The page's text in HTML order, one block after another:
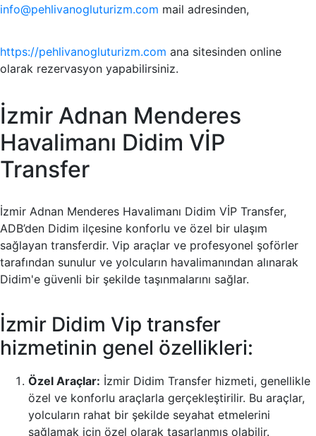
info@pehlivanogluturizm.com mail adresinden,
https://pehlivanogluturizm.com ana sitesinden online
olarak rezervasyon yapabilirsiniz.
İzmir Adnan Menderes
Havalimanı Didim VİP
Transfer
İzmir Adnan Menderes Havalimanı Didim VİP Transfer,
ADB’den Didim ilçesine konforlu ve özel bir ulaşım
sağlayan transferdir. Vip araçlar ve profesyonel şoförler
tarafından sunulur ve yolcuların havalimanından alınarak
Didim'e güvenli bir şekilde taşınmalarını sağlar.
İzmir Didim Vip transfer
hizmetinin genel özellikleri:
Özel Araçlar: İzmir Didim Transfer hizmeti, genellikle
özel ve konforlu araçlarla gerçekleştirilir. Bu araçlar,
yolcuların rahat bir şekilde seyahat etmelerini
sağlamak için özel olarak tasarlanmış olabilir.